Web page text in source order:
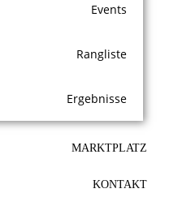
Events
Rangliste
Ergebnisse
MARKTPLATZ
KONTAKT